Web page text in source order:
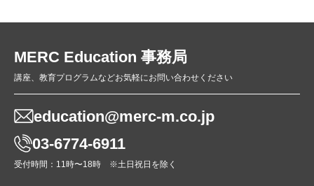
MERC Education 事務局
講座、教育プログラムなどお気軽にお問い合わせください
education@merc-m.co.jp
03-6774-6911
受付時間：11時〜18時 ※土日祝日を除く